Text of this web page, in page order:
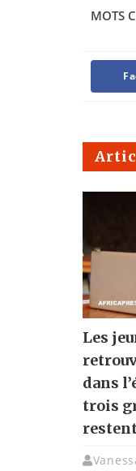
MOTS
Les
dans
trois